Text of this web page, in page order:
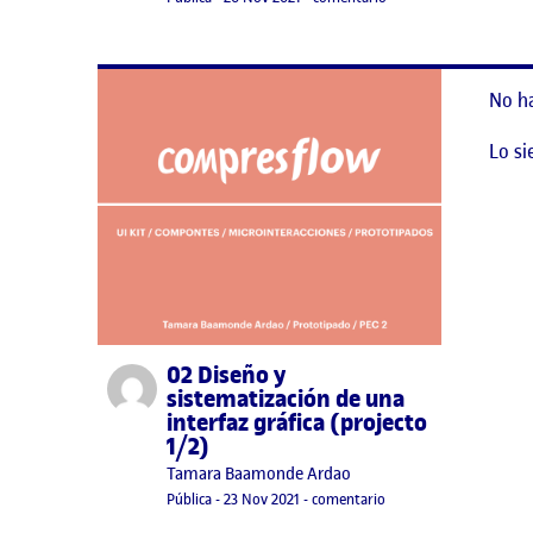
Publicado por02 Diseño y
sistematización de una
interfaz gráfica (projecto
1/2)
Publicado por
Tamara Baamonde Ardao
Visibilidad:
Pública-Fecha de publicación
23 Nov 2021 23 noviembre, 2021 9:14 pm
-comentario
No
Lo